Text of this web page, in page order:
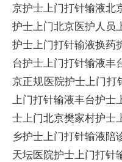
京护士上门打针输液北
护士上门北京医护人员
护士上门打针输液换药
台护士上门打针输液丰
京正规医院护士上门
上门打针输液丰台护士
士上门北京樊家村护士
乡护士上门打针输液陪
天坛医院护士上门打针